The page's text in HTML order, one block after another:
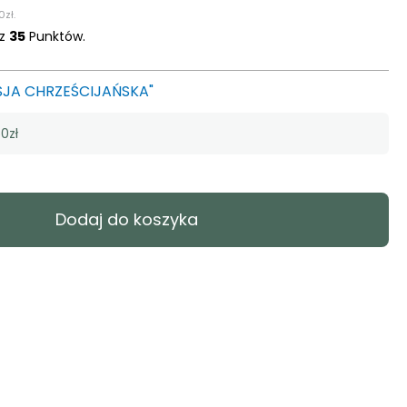
zł.
35 Punktów.
CHRZEŚCIJAŃSKA"
Dodaj do koszyka